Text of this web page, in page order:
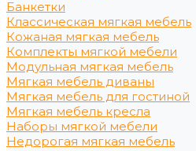
Банкетки
Классическая мягкая мебель
Кожаная мягкая мебель
Комплекты мягкой мебели
Модульная мягкая мебель
Мягкая мебель диваны
Мягкая мебель для гостиной
Мягкая мебель кресла
Наборы мягкой мебели
Недорогая мягкая мебель